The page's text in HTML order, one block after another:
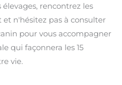
rencontrez les
et n'hésitez pas à consulter
pour vous accompagner
qui façonnera les 15
vie.